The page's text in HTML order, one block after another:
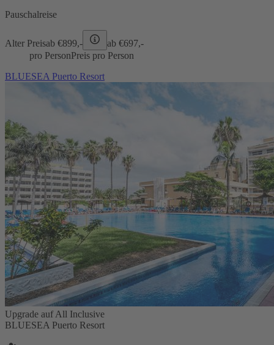
Pauschalreise
Alter Preisab €899,- ab €697,-
pro PersonPreis pro Person
BLUESEA Puerto Resort
Upgrade auf All Inclusive
BLUESEA Puerto Resort